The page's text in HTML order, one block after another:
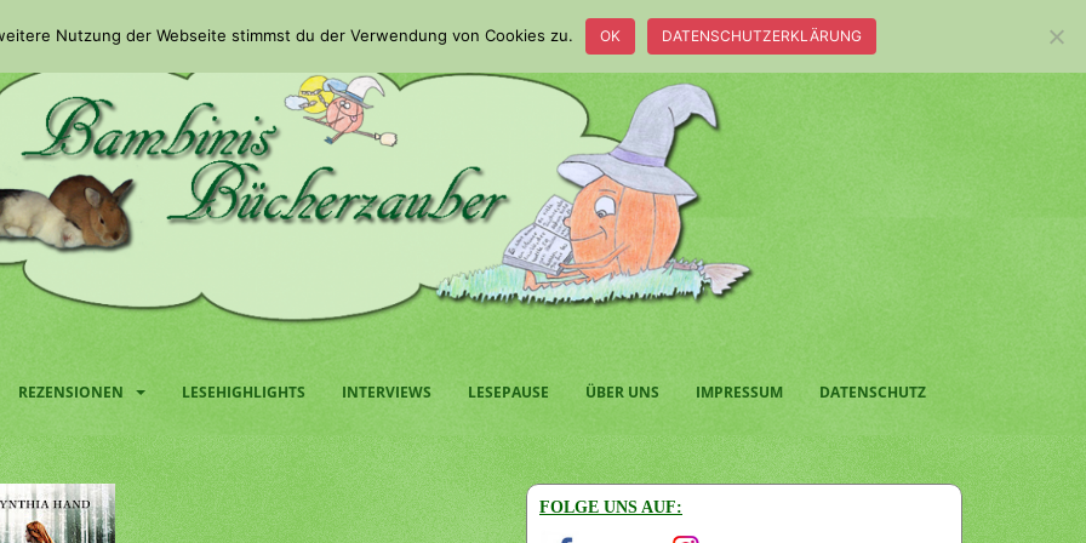
REZENSIONEN LESEHIGHLIGHTS INTERVIEWS LESEPAUSE ÜBER UNS IMPRESSUM DATENSCHUTZ
FOLGE UNS AUF:
Nutzung der Webseite stimmst du der Verwendung von Cookies zu. OK DATENSCHUTZERKLÄRUNG